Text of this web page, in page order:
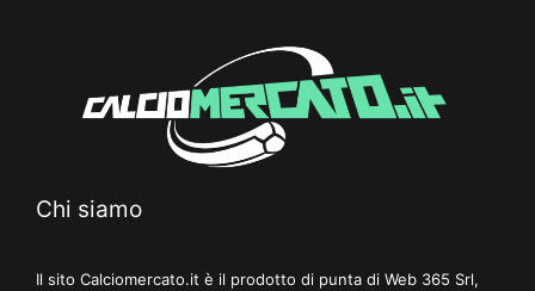
Chi siamo
Il sito Calciomercato.it è il prodotto di punta di Web 365 Srl,